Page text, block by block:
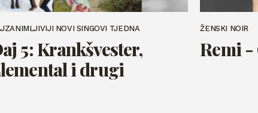
NOVI SINGOVI TJEDNA
5: Krankšvester,
i drugi
ŽENSKI NOIR
Remi -